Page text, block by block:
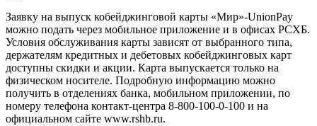
Заявку на выпуск кобейджинговой карты «Мир»-UnionPay
можно подать через мобильное приложение и в офисах РСХБ.
Условия обслуживания карты зависят от выбранного типа,
держателям кредитных и дебетовых кобейджинговых карт
доступны скидки и акции. Карта выпускается только на
физическом носителе. Подробную информацию можно
получить в отделениях банка, мобильном приложении, по
номеру телефона контакт-центра 8-800-100-0-100 и на
официальном сайте www.rshb.ru.